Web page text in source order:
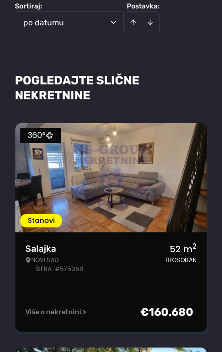
Postavka:
Sortiraj:
po datumu
POGLEDAJTE SLIČNE
NEKRETNINE
Stanovi
360°
Salajka
NOVI SAD
ŠIFRA: #575068
52 m2
TROSOBAN
Više o nekretnini > €160.680